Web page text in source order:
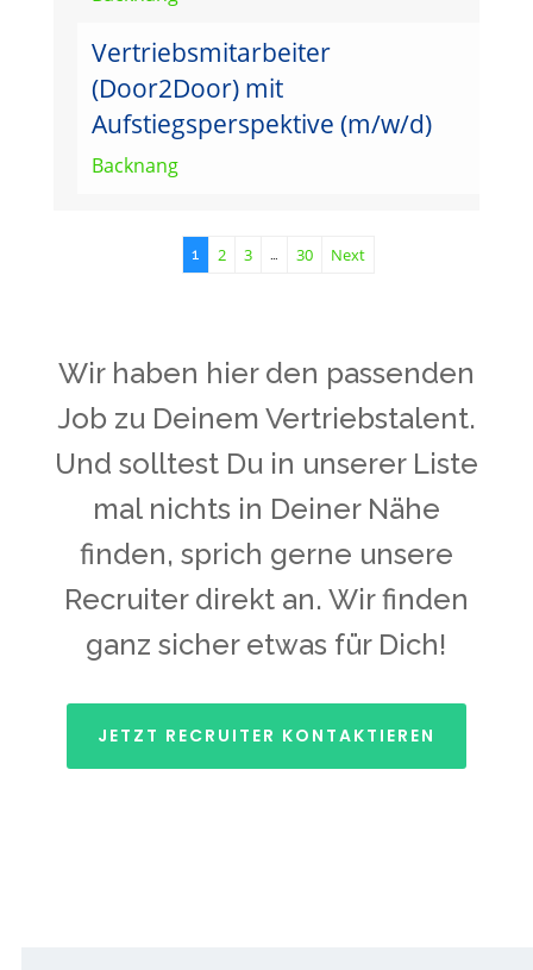
Vertriebsmitarbeiter
(Door2Door) mit
Aufstiegsperspektive (m/w/d)
Backnang
1 2 3 … 30 Next
Wir haben hier den passenden
Job zu Deinem Vertriebstalent.
Und solltest Du in unserer Liste
mal nichts in Deiner Nähe
finden, sprich gerne unsere
Recruiter direkt an. Wir finden
ganz sicher etwas für Dich!
JETZT RECRUITER KONTAKTIEREN